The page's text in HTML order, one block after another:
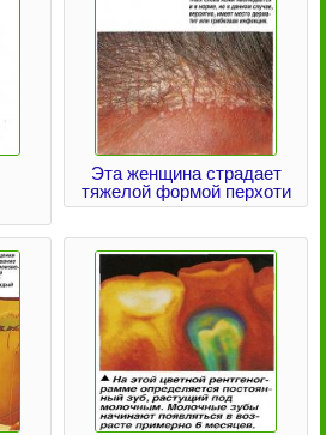
Эта женщина страдает
тяжелой формой перхоти